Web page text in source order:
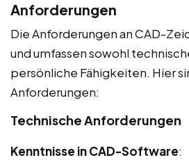
Anforderungen
Die Anforderungen an CAD-
und umfassen sowohl
persönliche Fähigkeiten. Hier
Anforderungen:
Technische Anforderungen
Kenntnisse in CAD-Software: